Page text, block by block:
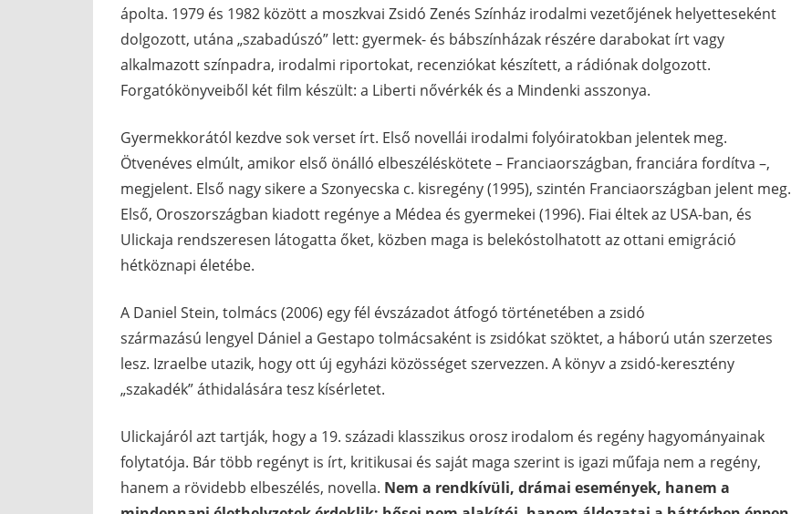
ápolta. 1979 és 1982 között a moszkvai Zsidó Zenés Színház irodalmi vezetőjének helyetteseként
dolgozott, utána „szabadúszó” lett: gyermek- és bábszínházak részére darabokat írt vagy
alkalmazott színpadra, irodalmi riportokat, recenziókat készített, a rádiónak dolgozott.
Forgatókönyveiből két film készült: a Liberti nővérkék és a Mindenki asszonya.
Gyermekkorától kezdve sok verset írt. Első novellái irodalmi folyóiratokban jelentek meg.
Ötvenéves elmúlt, amikor első önálló elbeszéléskötete – Franciaországban, franciára fordítva –,
megjelent. Első nagy sikere a Szonyecska c. kisregény (1995), szintén Franciaországban jelent meg.
Első, Oroszországban kiadott regénye a Médea és gyermekei (1996). Fiai éltek az USA-ban, és
Ulickaja rendszeresen látogatta őket, közben maga is belekóstolhatott az ottani emigráció
hétköznapi életébe.
A Daniel Stein, tolmács (2006) egy fél évszázadot átfogó történetében a zsidó
származású lengyel Dániel a Gestapo tolmácsaként is zsidókat szöktet, a háború után szerzetes
lesz. Izraelbe utazik, hogy ott új egyházi közösséget szervezzen. A könyv a zsidó-keresztény
„szakadék” áthidalására tesz kísérletet.
Ulickajáról azt tartják, hogy a 19. századi klasszikus orosz irodalom és regény hagyományainak
folytatója. Bár több regényt is írt, kritikusai és saját maga szerint is igazi műfaja nem a regény,
hanem a rövidebb elbeszélés, novella. Nem a rendkívüli, drámai események, hanem a